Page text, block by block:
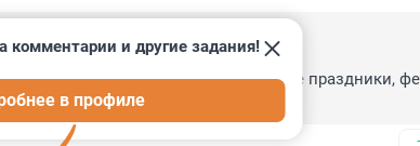
кто-нибудь будет, наконец? Сплошные праздники,
бездельников.
комментарии и другие задания!
в профиле